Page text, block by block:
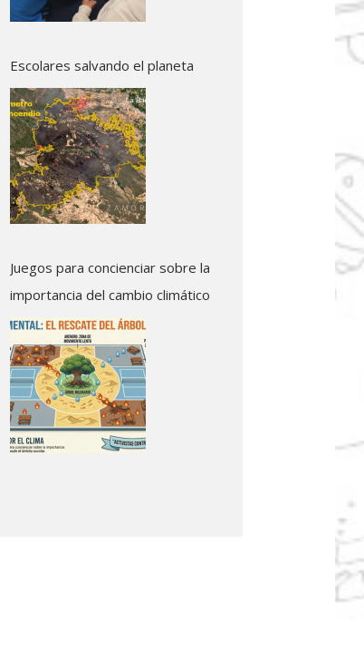
Escolares salvando el planeta
Juegos para concienciar sobre la
importancia del cambio climático